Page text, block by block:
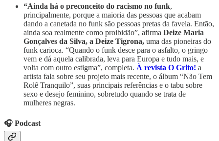
“Ainda há o preconceito do racismo no funk,
principalmente, porque a maioria das pessoas que acabam
dando a canetada no funk são pessoas pretas da favela. Então,
ainda soa realmente como proibidão”, afirma Deize Maria
Gonçalves da Silva, a Deize Tigrona, uma das pioneiras do
funk carioca. “Quando o funk desce para o asfalto, o gringo
vem e dá aquela calibrada, leva para Europa e tudo mais, e
volta com outro estigma”, completa. À revista O Grito! a
artista fala sobre seu projeto mais recente, o álbum “Não Tem
Rolê Tranquilo”, suas principais referências e o tabu sobre
sexo e desejo feminino, sobretudo quando se trata de
mulheres negras.
🎧 Podcast